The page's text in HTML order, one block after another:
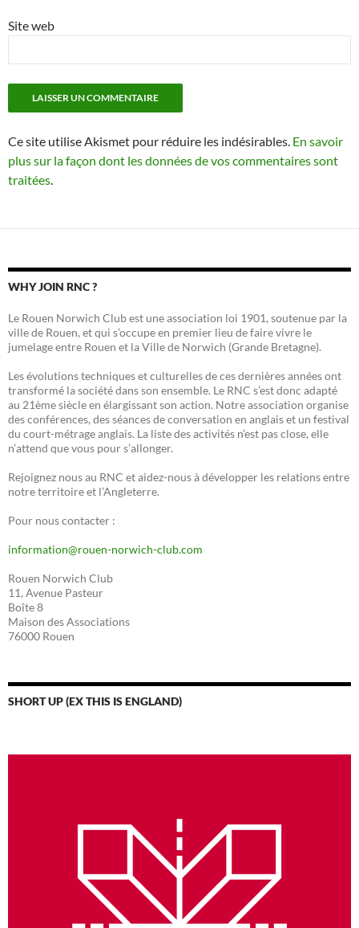
Site web
Ce site utilise Akismet pour réduire les indésirables. En savoir
plus sur la façon dont les données de vos commentaires sont
traitées.
WHY JOIN RNC ?
Le Rouen Norwich Club est une association loi 1901, soutenue par la
ville de Rouen, et qui s’occupe en premier lieu de faire vivre le
jumelage entre Rouen et la Ville de Norwich (Grande Bretagne).
Les évolutions techniques et culturelles de ces dernières années ont
transformé la société dans son ensemble. Le RNC s’est donc adapté
au 21ème siècle en élargissant son action. Notre association organise
des conférences, des séances de conversation en anglais et un festival
du court-métrage anglais. La liste des activités n’est pas close, elle
n’attend que vous pour s’allonger.
Rejoignez nous au RNC et aidez-nous à développer les relations entre
notre territoire et l’Angleterre.
Pour nous contacter :
information@rouen-norwich-club.com
Rouen Norwich Club
11, Avenue Pasteur
Boîte 8
Maison des Associations
76000 Rouen
SHORT UP (EX THIS IS ENGLAND)